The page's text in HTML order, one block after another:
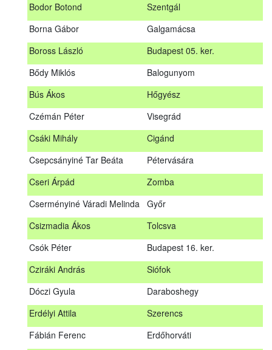
Bodor Botond
Szentgál
Borna Gábor
Galgamácsa
Boross László
Budapest 05. ker.
Bődy Miklós
Balogunyom
Bús Ákos
Hőgyész
Czémán Péter
Visegrád
Csáki Mihály
Cigánd
Csepcsányiné Tar Beáta
Pétervására
Cseri Árpád
Zomba
Cserményiné Váradi Melinda Győr
Csizmadia Ákos
Tolcsva
Csók Péter
Budapest 16. ker.
Cziráki András
Siófok
Dóczi Gyula
Daraboshegy
Erdélyi Attila
Szerencs
Fábián Ferenc
Erdőhorváti
Tiszanána
Almamellék
Felsőtárkány
Balogh Máté
Baranyajenő
Arló
Várdomb
Bodor Botond
Szentgál
Boross László
Bődy Miklós
Bús Ákos
Hőgyész
Barcs
Cseri Árpád
Cserményiné Váradi Melinda